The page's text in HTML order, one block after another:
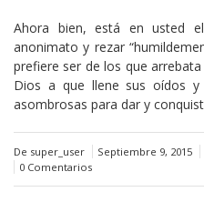
Ahora bien, está en usted
anonimato y rezar
prefiere ser de los que
Dios a que llene sus oídos
asombrosas para dar y
De super_user Septiembre 9, 2015
0 Comentarios